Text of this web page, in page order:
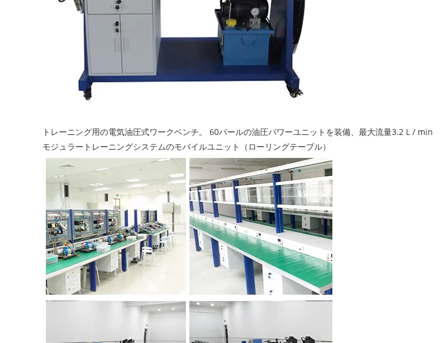
トレーニング用の電気油圧式ワークベンチ。 60バールの油圧パワーユニットを装備、最大流量3.2 L / min
モジュラートレーニングシステムのモバイルユニット（ローリングテーブル）